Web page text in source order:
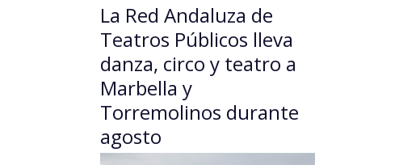
La Red Andaluza de
Teatros Públicos lleva
danza, circo y teatro a
Marbella y
Torremolinos durante
agosto